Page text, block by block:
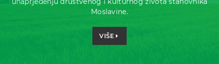
Moslavine.
VIŠE